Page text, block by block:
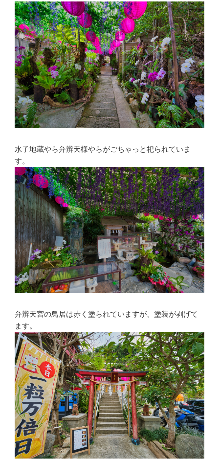
水子地蔵やら弁辨天様やらがごちゃっと祀られていま
す。
弁辨天宮の鳥居は赤く塗られていますが、塗装が剥げて
ます。